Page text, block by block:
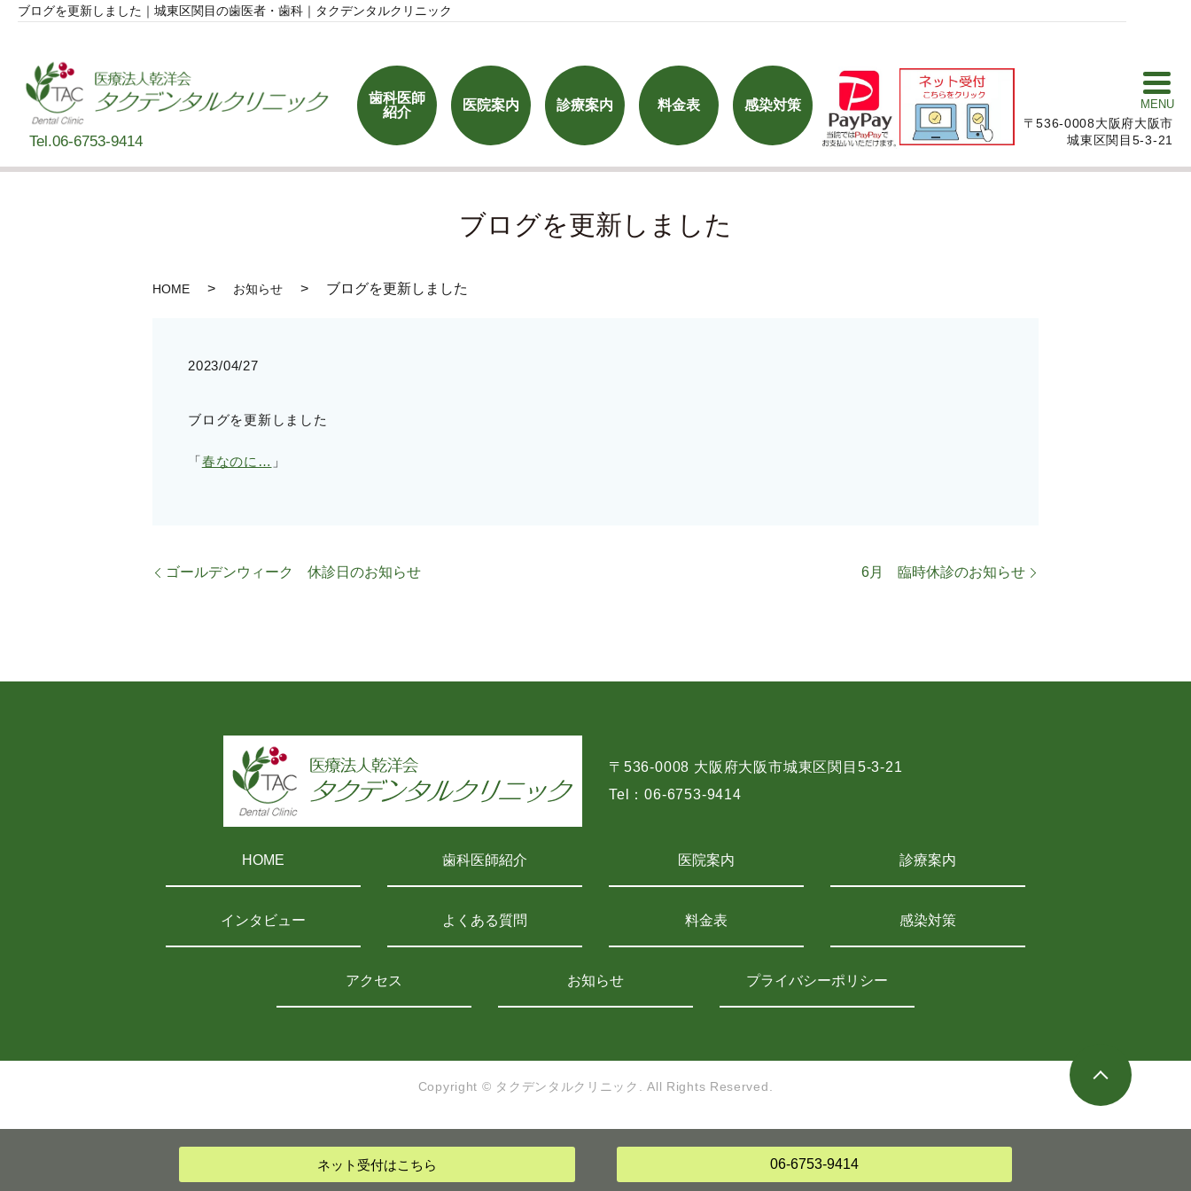
ブログを更新しました｜城東区関目の歯医者・歯科｜タクデンタルクリニック
Tel.06-6753-9414
歯科医師
紹介
医院案内 診療案内 料金表 感染対策 MENU
〒536-0008大阪府大阪市
城東区関目5-3-21
ブログを更新しました
HOME お知らせ ブログを更新しました
2023/04/27
ブログを更新しました
「春なのに… 」
ゴールデンウィーク 休診日のお知らせ 6月 臨時休診のお知らせ
ネット受付はこちら 06-6753-9414
〒536-0008 大阪府大阪市城東区関目5-3-21
Tel：06-6753-9414
HOME 歯科医師紹介 医院案内 診療案内
インタビュー よくある質問 料金表 感染対策
アクセス お知らせ プライバシーポリシー
Copyright © タクデンタルクリニック.All Rights Reserved.